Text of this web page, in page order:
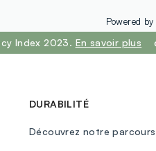
Powered by
Index 2023. En savoir plus
DURABILITÉ
Découvrez notre parcours